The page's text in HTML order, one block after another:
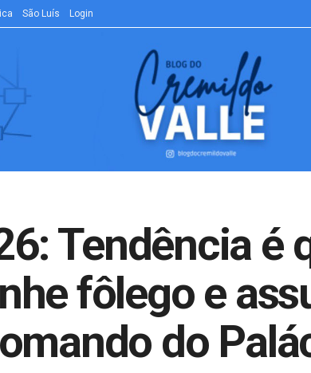
São Luís Login
Tendência é
fôlego e
do